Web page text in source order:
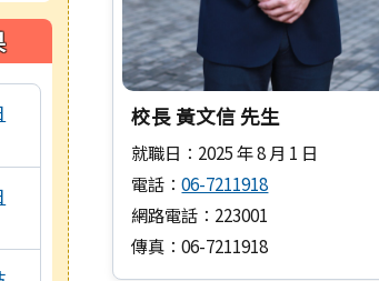
網站連結，點擊後將另開新視窗開啟網頁。
校長 黃文信 先生
就職日：2025 年 8 月 1 日
電話：06-7211918
網路電話：223001
傳真：06-7211918